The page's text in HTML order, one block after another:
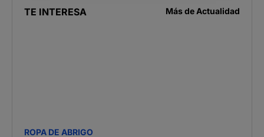
TE INTERESA Más de Actualidad
ROPA DE ABRIGO